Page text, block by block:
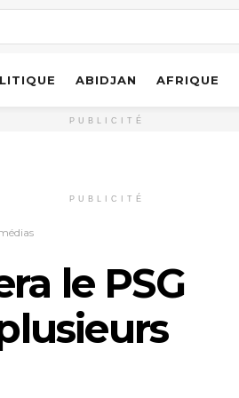
ABIDJAN AFRIQUE
PUBLICITÉ
PUBLICITÉ
le PSG